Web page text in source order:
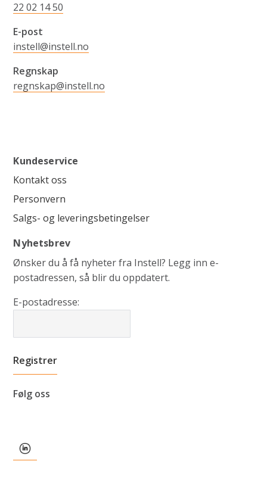
22 02 14 50
E-post
instell@instell.no
Regnskap
regnskap@instell.no
Kundeservice
Kontakt oss
Personvern
Salgs- og leveringsbetingelser
Nyhetsbrev
Ønsker du å få nyheter fra Instell? Legg inn e-
postadressen, så blir du oppdatert.
E-postadresse:
Følg oss